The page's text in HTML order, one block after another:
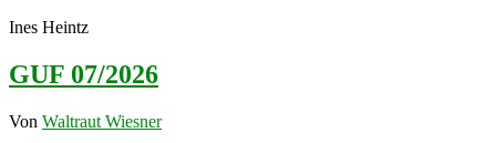
Ines Heintz
GUF 07/2026
Von Waltraut Wiesner